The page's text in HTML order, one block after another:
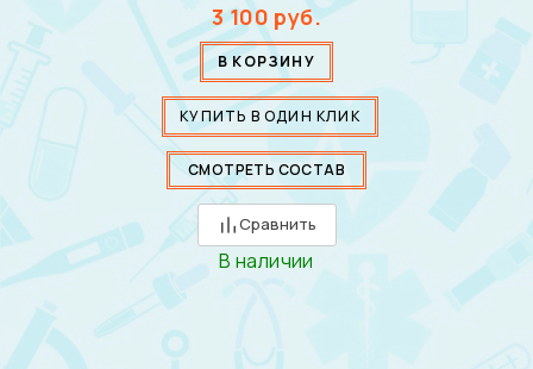
3 100 руб.
В КОРЗИНУ
КУПИТЬ В ОДИН КЛИК
СМОТРЕТЬ СОСТАВ
Сравнить
В наличии